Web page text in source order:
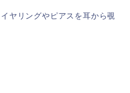
ヤリングやピアスを耳から覗